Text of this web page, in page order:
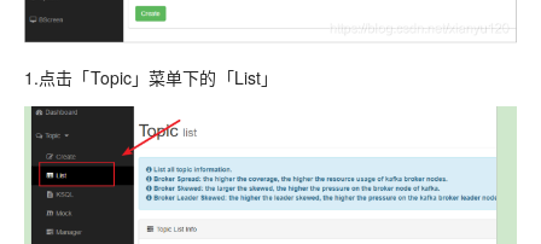
1.点击「Topic」菜单下的「List」